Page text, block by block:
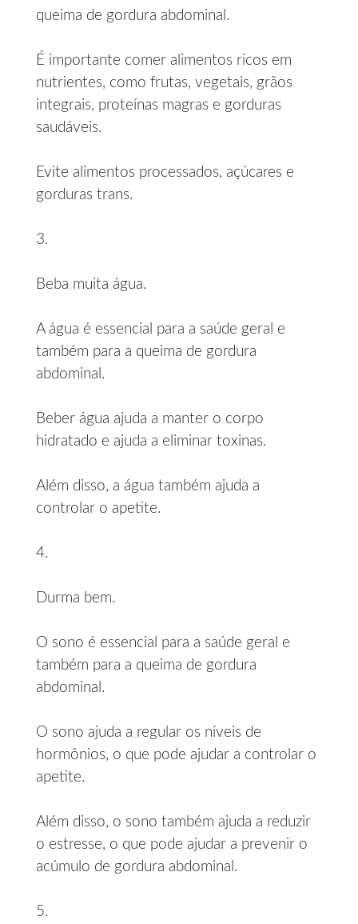
queima de gordura abdominal.
É importante comer alimentos ricos em
nutrientes, como frutas, vegetais, grãos
integrais, proteínas magras e gorduras
saudáveis.
Evite alimentos processados, açúcares e
gorduras trans.
3.
Beba muita água.
A água é essencial para a saúde geral e
também para a queima de gordura
abdominal.
Beber água ajuda a manter o corpo
hidratado e ajuda a eliminar toxinas.
Além disso, a água também ajuda a
controlar o apetite.
4.
Durma bem.
O sono é essencial para a saúde geral e
também para a queima de gordura
abdominal.
O sono ajuda a regular os níveis de
hormônios, o que pode ajudar a controlar o
apetite.
Além disso, o sono também ajuda a reduzir
o estresse, o que pode ajudar a prevenir o
acúmulo de gordura abdominal.
5.